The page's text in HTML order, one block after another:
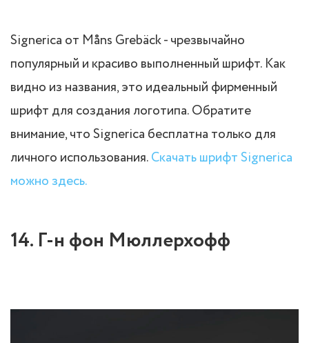
Signerica от Måns Grebäck - чрезвычайно
популярный и красиво выполненный шрифт. Как
видно из названия, это идеальный фирменный
шрифт для создания логотипа. Обратите
внимание, что Signerica бесплатна только для
личного использования.Скачать шрифт Signerica
можно здесь.
14. Г-н фон Мюллерхофф